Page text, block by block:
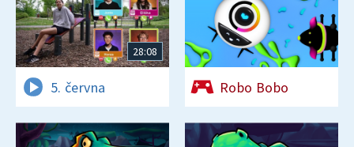
28:08
5. června Robo Bobo